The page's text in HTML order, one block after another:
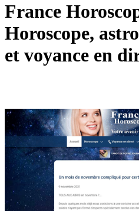
France
Horoscope,
et voyance en